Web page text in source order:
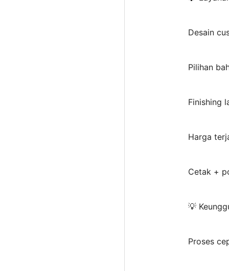
Desain
Pilihan
Finishing
Harga
Cetak +
💡
Proses